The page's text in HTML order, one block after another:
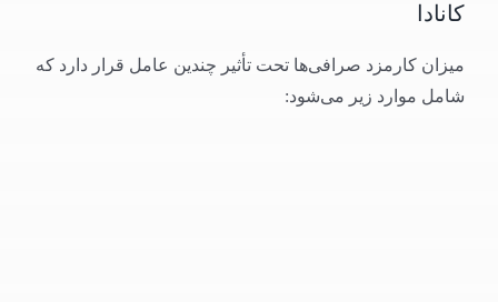
کانادا
میزان کارمزد صرافی‌ها تحت تأثیر چندین عامل قرار دارد که
شامل موارد زیر می‌شود: